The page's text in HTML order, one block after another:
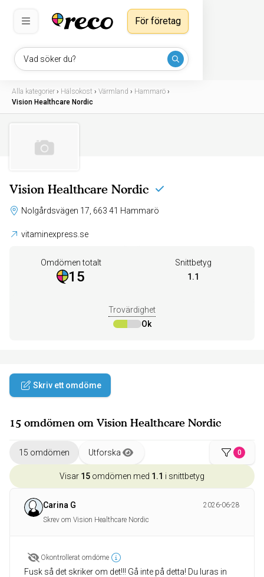
Vad söker du?
För företag
Alla kategorier › Hälsokost › Värmland › Hammarö ›
Vision Healthcare Nordic
Vision Healthcare Nordic
Nolgårdsvägen 17, 663 41 Hammarö
vitaminexpress.se
Omdömen totalt
15
Snittbetyg
1.1
Trovärdighet
Ok
Skriv ett omdöme
15 omdömen om Vision Healthcare Nordic
15 omdömen Utforska 0
Visar 15 omdömen med 1.1 i snittbetyg
Carina G
2026-06-28
Skrev om Vision Healthcare Nordic
Okontrollerat omdöme
Fusk så det skriker om det!!! Gå inte på detta! Du luras in